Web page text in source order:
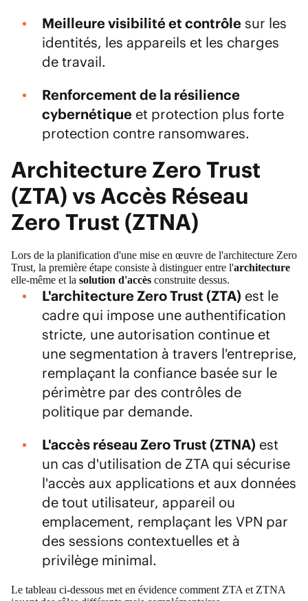
Meilleure visibilité et contrôlesur les
identités, les appareils et les charges
de travail.
Renforcement de la résilience
cybernétiqueet protection plus forte
protection contre ransomwares.
Architecture Zero Trust
(ZTA) vs Accès Réseau
Zero Trust (ZTNA)
Lors de la planification d'une mise en œuvre de l'architecture Zero
Trust, la première étape consiste à distinguer entre l'architecture
elle-même et la solution d'accès construite dessus.
L'architecture Zero Trust (ZTA) est le
cadre qui impose une authentification
stricte, une autorisation continue et
une segmentation à travers l'entreprise,
remplaçant la confiance basée sur le
périmètre par des contrôles de
politique par demande.
L'accès réseau Zero Trust (ZTNA) est
un cas d'utilisation de ZTA qui sécurise
l'accès aux applications et aux données
de tout utilisateur, appareil ou
emplacement, remplaçant les VPN par
des sessions contextuelles et à
privilège minimal.
Le tableau ci-dessous met en évidence comment ZTA et ZTNA